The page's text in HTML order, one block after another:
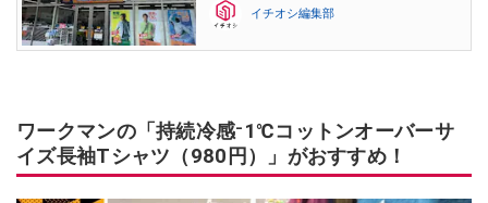
イチオシ編集部
ワークマンの「持続冷感⁻1℃コットンオーバーサ
イズ長袖Tシャツ（980円）」がおすすめ！